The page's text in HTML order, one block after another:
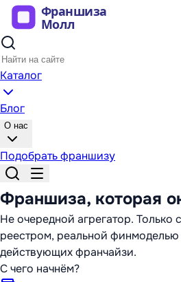
Каталог
Блог
О нас
Подобрать франшизу
Франшиза, которая
Не очередной агрегатор. Только
реестром, реальной
действующих франчайзи.
С чего начнём?